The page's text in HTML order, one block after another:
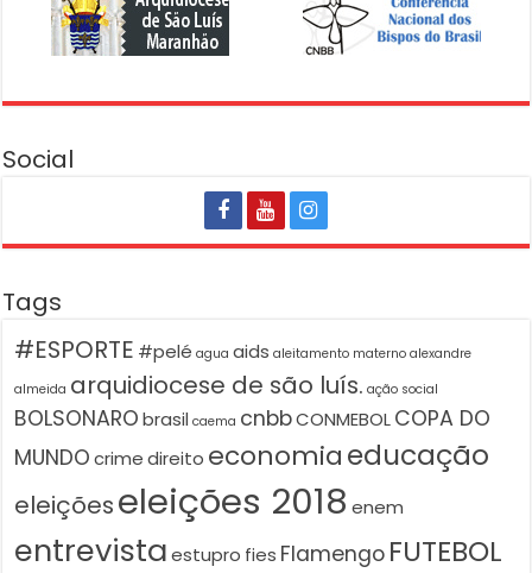
Social
Tags
#ESPORTE #pelé agua aids aleitamento materno alexandre
almeida arquidiocese de são luís. ação social
BOLSONARO brasil caema cnbbCONMEBOLCOPA DO
MUNDO crime direito economiaeducação
eleiçõeseleições 2018 enem
entrevista estupro fies Flamengo FUTEBOL